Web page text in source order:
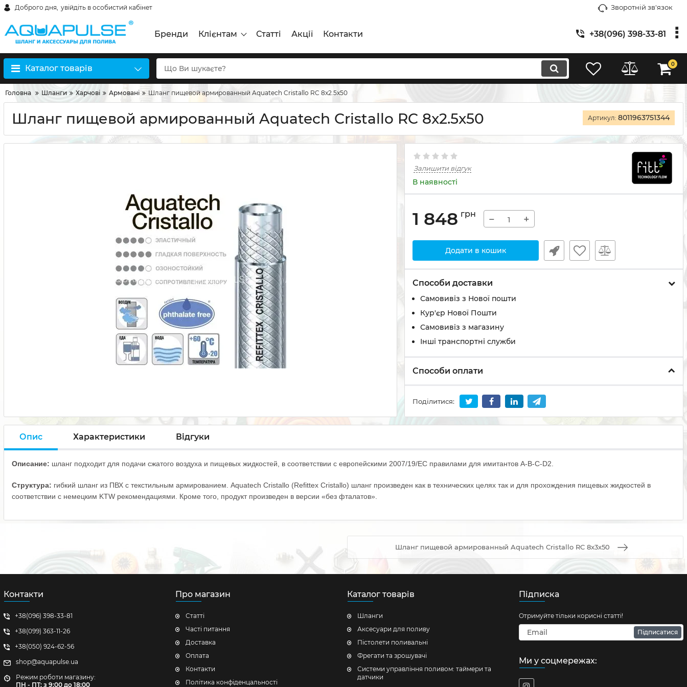
Доброго дня, увійдіть в особистий кабінет Зворотній зв'язок
Бренди Клієнтам Статті Акції Контакти +38(096) 398-33-81
Каталог товарів 0
Головна Шланги Харчові Армовані Шланг пищевой армированный Aquatech Cristallo RC 8x2.5x50
Шланг пищевой армированный Aquatech Cristallo RC 8x2.5x50 Артикул: 8011963751344
Залишити відгук
В наявності
1 848 грн − +
Додати в кошик
Способи доставки
Самовивіз з Нової пошти
Кур'єр Нової Пошти
Самовивіз з магазину
Інші транспортні служби
Способи оплати
Поділитися:
Опис Характеристики Відгуки
Описание: шланг подходит для подачи сжатого воздуха и пищевых жидкостей, в соответствии с европейскими 2007/19/ЕС правилами для имитантов A-B-C-D2.
Структура: гибкий шланг из ПВХ с текстильным армированием. Aquatech Cristallo (Refittex Cristallo) шланг произведен как в технических целях так и для прохождения пищевых жидкостей в
соответствии с немецким KTW рекомендациями. Кроме того, продукт произведен в версии «без фталатов».
Шланг пищевой армированный Aquatech Cristallo RC 8x3x50
Контакти
+38(096) 398-33-81
+38(099) 363-11-26
+38(050) 924-62-56
shop@aquapulse.ua
Режим роботи магазину:
ПН - ПТ: з 9:00 до 18:00
Про магазин
Статті
Часті питання
Доставка
Оплата
Контакти
Політика конфіденцальності
Каталог товарів
Шланги
Аксесуари для поливу
Пістолети поливальні
Фрегати та зрошувачі
Системи управління поливом: таймери та
датчики
Підписка
Отримуйте тільки корисні статті!
Підписатися
Ми у соцмережах: